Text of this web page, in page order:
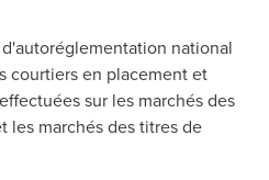
national
courtiers en placement et
sur les marchés des
les marchés des titres de